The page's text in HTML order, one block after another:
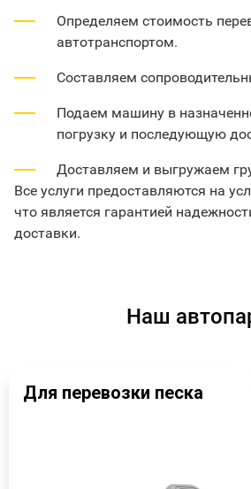
Определяем стоимость
автотранспортом.
Составляем
Подаем машину в
погрузку и последующую
Доставляем и выгружаем
Все услуги предоставляются на
что является гарантией
доставки.
Наш
Для перевозки песка